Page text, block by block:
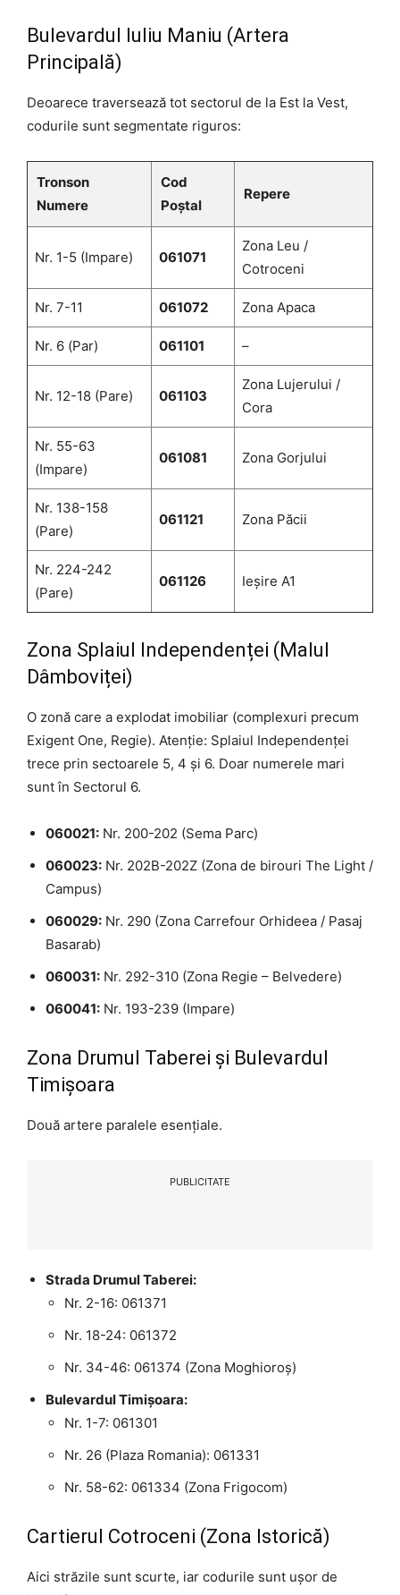
Bulevardul Iuliu Maniu (Artera
Principală)
Deoarece traversează tot sectorul de la Est la Vest,
codurile sunt segmentate riguros:
Tronson
Numere
Cod
Poștal
Repere
Nr. 1-5 (Impare) 061071
Zona Leu /
Cotroceni
Nr. 7-11 061072 Zona Apaca
Nr. 6 (Par) 061101 –
Nr. 12-18 (Pare) 061103
Zona Lujerului /
Cora
Nr. 55-63
(Impare)
061081 Zona Gorjului
Nr. 138-158
(Pare)
061121 Zona Păcii
Nr. 224-242
(Pare)
061126 Ieșire A1
Zona Splaiul Independenței (Malul
Dâmboviței)
O zonă care a explodat imobiliar (complexuri precum
Exigent One, Regie). Atenție: Splaiul Independenței
trece prin sectoarele 5, 4 și 6. Doar numerele mari
sunt în Sectorul 6.
060021: Nr. 200-202 (Sema Parc)
060023: Nr. 202B-202Z (Zona de birouri The Light /
Campus)
060029: Nr. 290 (Zona Carrefour Orhideea / Pasaj
Basarab)
060031: Nr. 292-310 (Zona Regie – Belvedere)
060041: Nr. 193-239 (Impare)
Zona Drumul Taberei și Bulevardul
Timișoara
Două artere paralele esențiale.
PUBLICITATE
Strada Drumul Taberei:
Nr. 2-16: 061371
Nr. 18-24: 061372
Nr. 34-46: 061374 (Zona Moghioroș)
Bulevardul Timișoara:
Nr. 1-7: 061301
Nr. 26 (Plaza Romania): 061331
Nr. 58-62: 061334 (Zona Frigocom)
Cartierul Cotroceni (Zona Istorică)
Aici străzile sunt scurte, iar codurile sunt ușor de